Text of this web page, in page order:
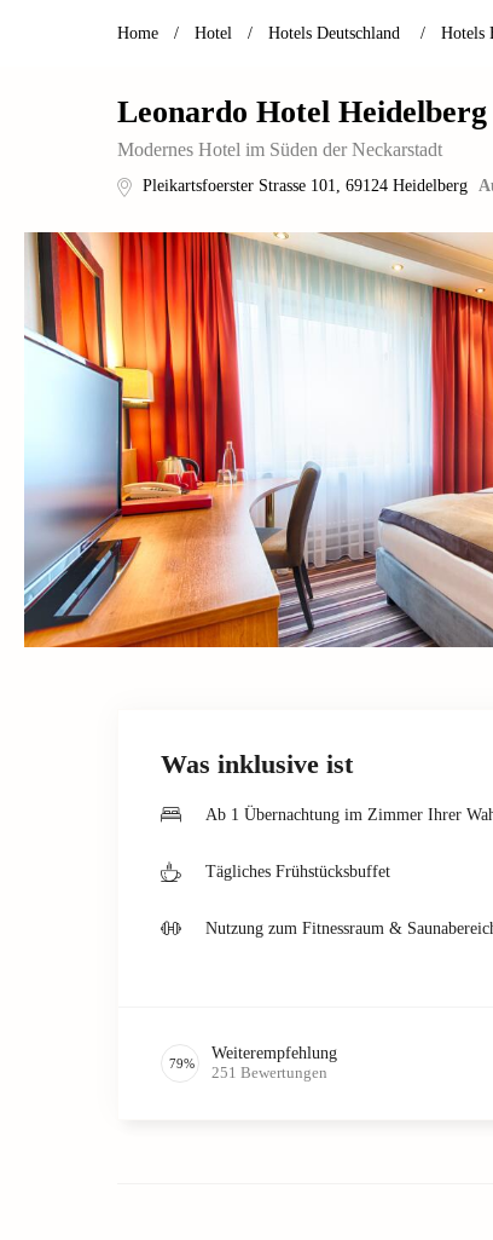
Home / Hotel / Hotels Deutschland / Hotels
Leonardo Hotel Heidelberg
Modernes Hotel im Süden der Neckarstadt
Pleikartsfoerster Strasse 101, 69124 Heidelberg
Was inklusive ist
Ab 1 Übernachtung im Zimmer Ihrer
Tägliches Frühstücksbuffet
Nutzung zum Fitnessraum &
79%
Weiterempfehlung
251 Bewertungen